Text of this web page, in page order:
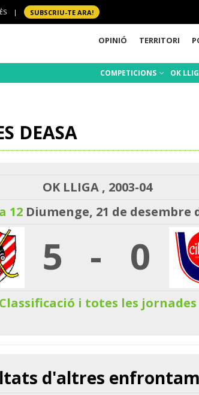
| SUBSCRIU-TE ARA!
OPINIÓ TERRITORI
COMPETICIONS OK
DEASA
OK LLIGA , 2003-04
12Diumenge, 21 de desembre
5 - 0
Classificació i totes les jornades
d'altres